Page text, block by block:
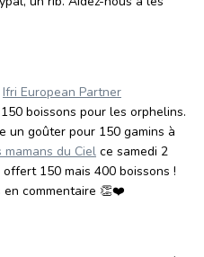
Ifri European Partner
boissons pour les orphelins.
un goûter pour 150 gamins à
mamans du Ciel ce samedi 2
150 mais 400 boissons !
en commentaire 👏❤️